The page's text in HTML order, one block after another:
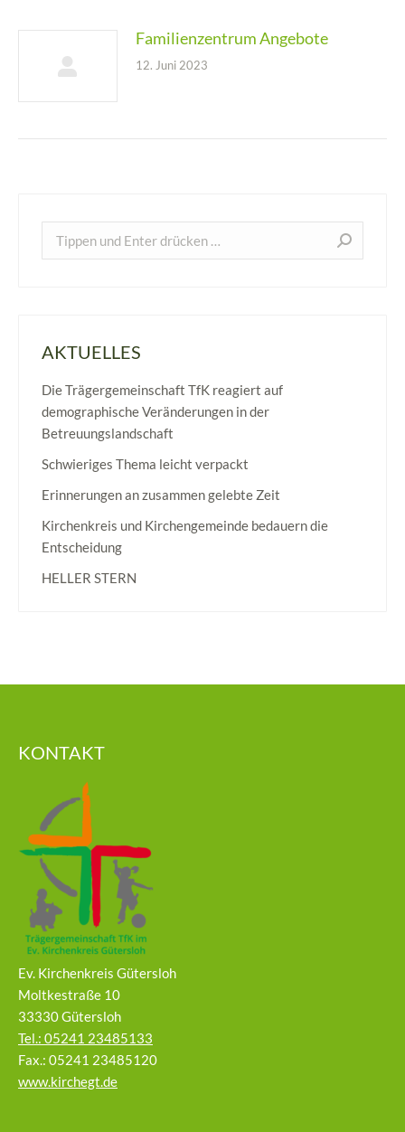
Familienzentrum Angebote
12. Juni 2023
Search:
AKTUELLES
Die Trägergemeinschaft TfK reagiert auf
demographische Veränderungen in der
Betreuungslandschaft
Schwieriges Thema leicht verpackt
Erinnerungen an zusammen gelebte Zeit
Kirchenkreis und Kirchengemeinde bedauern die
Entscheidung
HELLER STERN
KONTAKT
Ev. Kirchenkreis Gütersloh
Moltkestraße 10
33330 Gütersloh
Tel.: 05241 23485133
Fax.: 05241 23485120
www.kirchegt.de